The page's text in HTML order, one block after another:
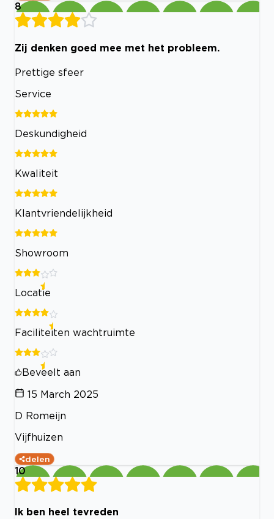
8
Zij denken goed mee met het probleem.
Prettige sfeer
Service
Deskundigheid
Kwaliteit
Klantvriendelijkheid
Showroom
Locatie
Faciliteiten wachtruimte
Beveelt aan
15 March 2025
D Romeijn
Vijfhuizen
delen
10
Ik ben heel tevreden